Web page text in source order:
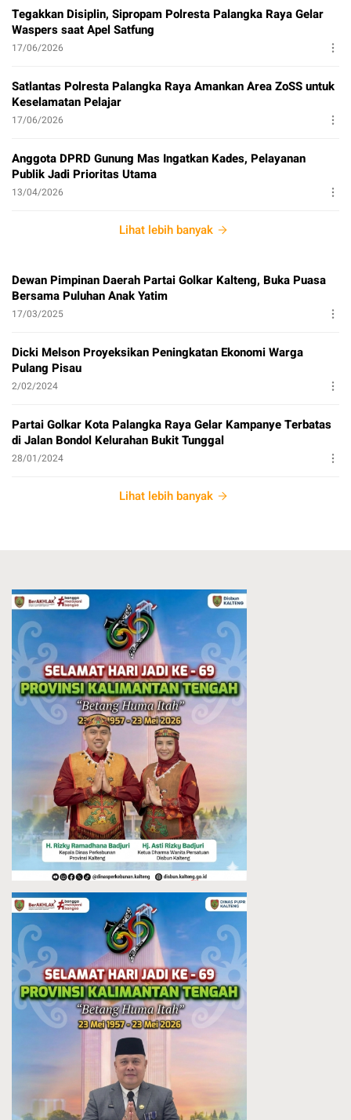
Tegakkan Disiplin, Sipropam Polresta Palangka Raya Gelar
Waspers saat Apel Satfung
17/06/2026
Satlantas Polresta Palangka Raya Amankan Area ZoSS untuk
Keselamatan Pelajar
17/06/2026
Anggota DPRD Gunung Mas Ingatkan Kades, Pelayanan
Publik Jadi Prioritas Utama
13/04/2026
Lihat lebih banyak
Dewan Pimpinan Daerah Partai Golkar Kalteng, Buka Puasa
Bersama Puluhan Anak Yatim
17/03/2025
Dicki Melson Proyeksikan Peningkatan Ekonomi Warga
Pulang Pisau
2/02/2024
Partai Golkar Kota Palangka Raya Gelar Kampanye Terbatas
di Jalan Bondol Kelurahan Bukit Tunggal
28/01/2024
Lihat lebih banyak